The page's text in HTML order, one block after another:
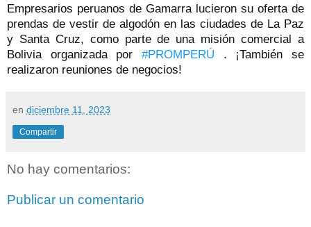
Empresarios peruanos de Gamarra lucieron su oferta de
prendas de vestir de algodón en las ciudades de La Paz
y Santa Cruz, como parte de una misión comercial a
Bolivia organizada por #PROMPERÚ . ¡También se
realizaron reuniones de negocios!
en diciembre 11, 2023
Compartir
No hay comentarios:
Publicar un comentario